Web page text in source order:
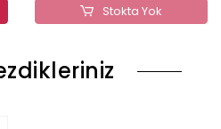
Stokta Yok